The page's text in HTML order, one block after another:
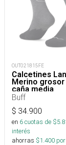
OUT021815FE
Calcetines
Merino grosor
caña media
Buff
$ 34.900
en 6cuotas de $
interés
ahorras $1.400 por